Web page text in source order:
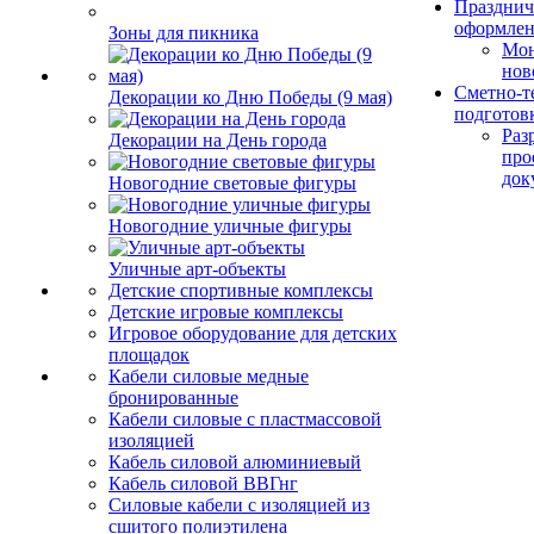
Зоны для пикника
Декорации ко Дню Победы (9 мая)
Декорации на День города
Новогодние световые фигуры
Новогодние уличные фигуры
Уличные арт-объекты
Детские спортивные комплексы
Детские игровые комплексы
Игровое оборудование для детских
площадок
Кабели силовые медные
бронированные
Кабели силовые с пластмассовой
изоляцией
Кабель силовой алюминиевый
Кабель силовой ВВГнг
Силовые кабели с изоляцией из
сшитого полиэтилена
Сметно-